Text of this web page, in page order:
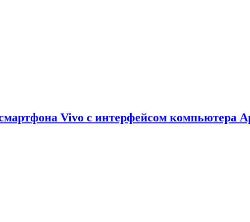
Vivo с интерфейсом компьютера